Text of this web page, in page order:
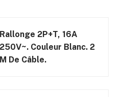
Rallonge 2P+T, 16A
250V~. Couleur Blanc. 2
M De Câble.